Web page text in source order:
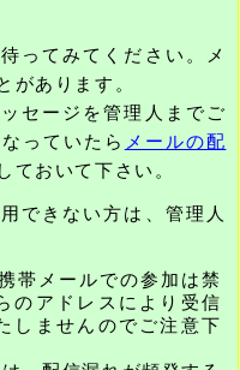
ってみてください。メ
があります。
セージを管理人までご
っていたら メールの配
ておいて下さい。
できない方は、管理人
帯メールでの参加は禁
のアドレスにより受信
しませんのでご注意下